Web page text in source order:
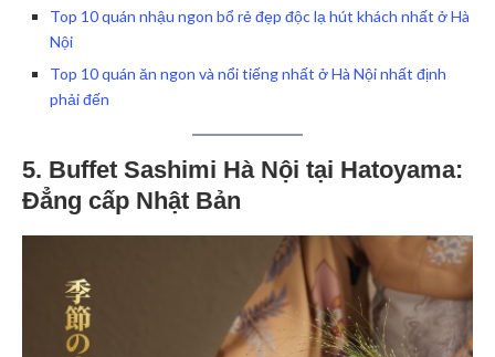
Top 10 quán nhậu ngon bổ rẻ đẹp độc lạ hút khách nhất ở Hà
Nội
Top 10 quán ăn ngon và nổi tiếng nhất ở Hà Nội nhất định
phải đến
5. Buffet Sashimi Hà Nội tại Hatoyama:
Đẳng cấp Nhật Bản